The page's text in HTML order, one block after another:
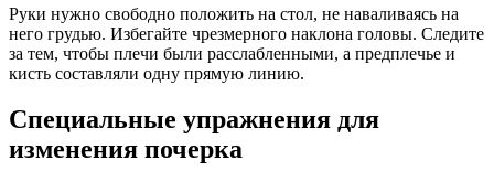
Руки нужно свободно положить на стол, не наваливаясь на
него грудью. Избегайте чрезмерного наклона головы. Следите
за тем, чтобы плечи были расслабленными, а предплечье и
кисть составляли одну прямую линию.
Специальные упражнения для
изменения почерка